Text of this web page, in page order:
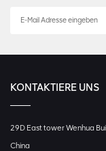
KONTAKTIERE UNS
29D East tower Wenhua
China